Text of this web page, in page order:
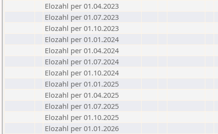
Elozahl per 01.04.2023
Elozahl per 01.07.2023
Elozahl per 01.10.2023
Elozahl per 01.01.2024
Elozahl per 01.04.2024
Elozahl per 01.07.2024
Elozahl per 01.10.2024
Elozahl per 01.01.2025
Elozahl per 01.04.2025
Elozahl per 01.07.2025
Elozahl per 01.10.2025
Elozahl per 01.01.2026